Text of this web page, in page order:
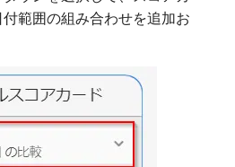
範囲の組み合わせを追加お